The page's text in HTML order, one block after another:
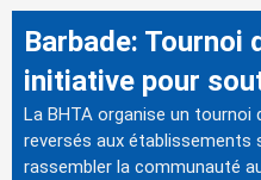
Barbade: Tournoi
initiative pour
La BHTA organise un
reversés aux établissements
rassembler la communauté